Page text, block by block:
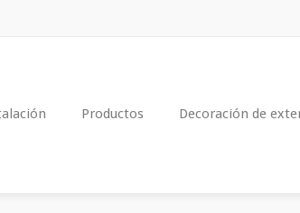
Productos Decoración de